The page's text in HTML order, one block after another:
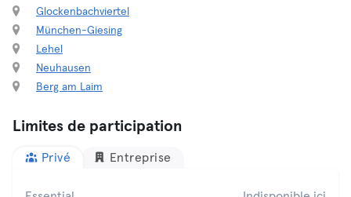
Glockenbachviertel
München-Giesing
Lehel
Neuhausen
Berg am Laim
Limites de participation
Privé Entreprise